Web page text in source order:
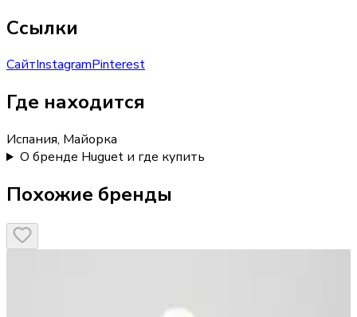
Ссылки
СайтInstagramPinterest
Где находится
Испания, Майорка
О бренде Huguet и где купить
Похожие бренды